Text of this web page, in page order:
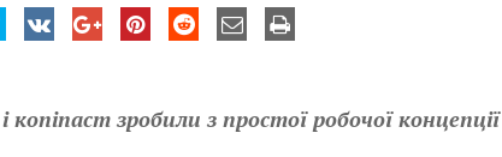
копіпаст зробили з простої робочої